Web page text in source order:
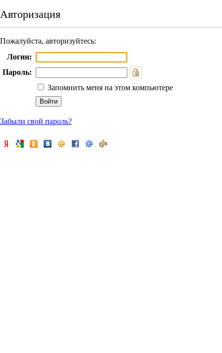
Авторизация
Пожалуйста, авторизуйтесь:
Логин:
Пароль:
Запомнить меня на этом компьютере
Забыли свой пароль?